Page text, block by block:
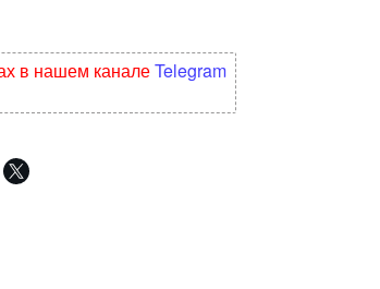
в нашем каналеTelegram